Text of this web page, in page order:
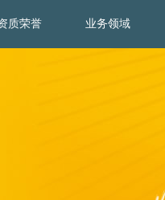
质荣誉 业务领域